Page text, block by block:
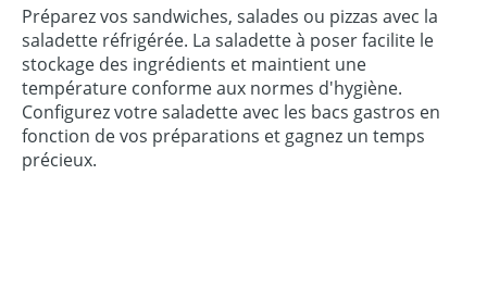
Préparez vos sandwiches, salades ou pizzas avec la
saladette réfrigérée. La saladette à poser facilite le
stockage des ingrédients et maintient une
température conforme aux normes d'hygiène.
Configurez votre saladette avec les bacs gastros en
fonction de vos préparations et gagnez un temps
précieux.